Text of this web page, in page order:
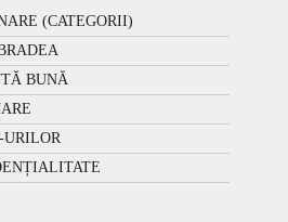
(CATEGORII)
BUNĂ